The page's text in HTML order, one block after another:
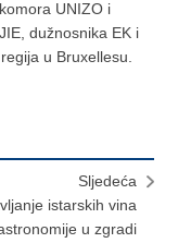
UNIZO i
dužnosnika EK i
u Bruxellesu.
Sljedeća
istarskih vina
u zgradi